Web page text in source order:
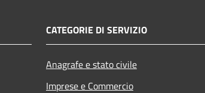
CATEGORIE DI SERVIZIO
Anagrafe e stato civile
Imprese e Commercio